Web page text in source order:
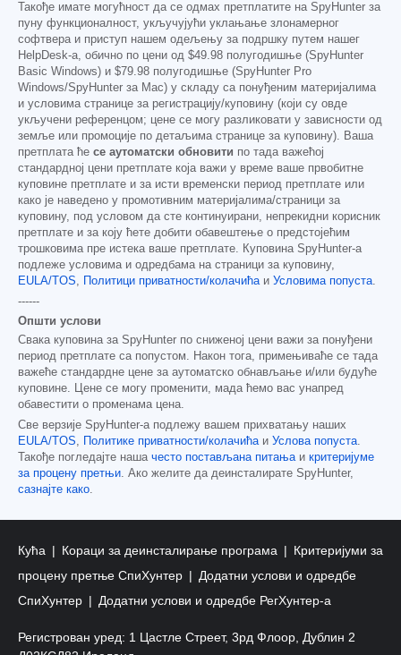
Такође имате могућност да се одмах претплатите на SpyHunter за
пуну функционалност, укључујући уклањање злонамерног
софтвера и приступ нашем одељењу за подршку путем нашег
HelpDesk-а, обично по цени од $49.98 полугодишње (SpyHunter
Basic Windows) и $79.98 полугодишње (SpyHunter Pro
Windows/SpyHunter за Mac) у складу са понуђеним материјалима
и условима странице за регистрацију/куповину (који су овде
укључени референцом; цене се могу разликовати у зависности од
земље или промоције по детаљима странице за куповину). Ваша
претплата ће се аутоматски обновити по тада важећој
стандардној цени претплате која важи у време ваше првобитне
куповине претплате и за исти временски период претплате или
како је наведено у промотивним материјалима/страници за
куповину, под условом да сте континуирани, непрекидни корисник
претплате и за коју ћете добити обавештење о предстојећим
трошковима пре истека ваше претплате. Куповина SpyHunter-а
подлеже условима и одредбама на страници за куповину,
EULA/TOS, Политици приватности/колачићаи Условима попуста.
------
Општи услови
Свака куповина за SpyHunter по сниженој цени важи за понуђени
период претплате са попустом. Након тога, примењиваће се тада
важеће стандардне цене за аутоматско обнављање и/или будуће
куповине. Цене се могу променити, мада ћемо вас унапред
обавестити о променама цена.
Све верзије SpyHunter-а подлежу вашем прихватању наших
EULA/TOS, Политике приватности/колачићаи Услова попуста.
Такође погледајте наша често постављана питањаи критеријуме
за процену претњи. Ако желите да деинсталирате SpyHunter,
сазнајте како.
Кућа Кораци за деинсталирање програма
Критеријуми за
процену претње СпиХунтер
Додатни услови и одредбе
СпиХунтер
Додатни услови и одредбе РегХунтер-а
Регистрован уред: 1 Цастле Стреет, 3рд Флоор, Дублин 2